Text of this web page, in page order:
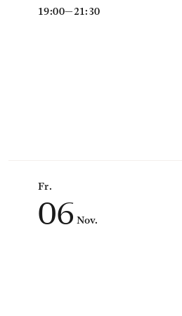
19:00—21:30
Fr.
06 Nov.